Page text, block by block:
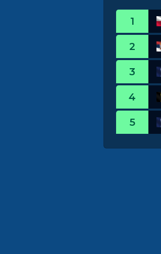
1
2
3
4
5